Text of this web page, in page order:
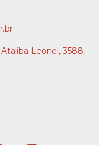
Leonel, 3588,